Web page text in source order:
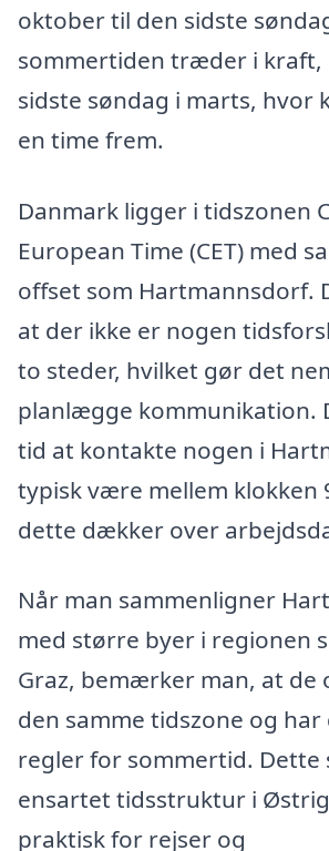
oktober til den sidste
sommertiden træder i kraft,
sidste søndag i marts, hvor
en time frem.
Danmark ligger i tidszonen
European Time (CET) med
offset som Hartmannsdorf.
at der ikke er nogen
to steder, hvilket gør det
planlægge kommunikation.
tid at kontakte nogen i
typisk være mellem klokken
dette dækker over
Når man sammenligner
med større byer i regionen
Graz, bemærker man, at de
den samme tidszone og har
regler for sommertid. Dette
ensartet tidsstruktur i
praktisk for rejser og